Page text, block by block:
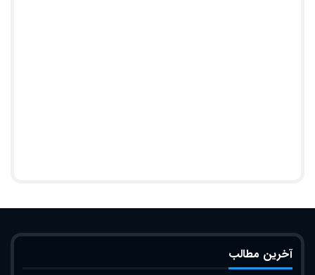
آخرین مطالب